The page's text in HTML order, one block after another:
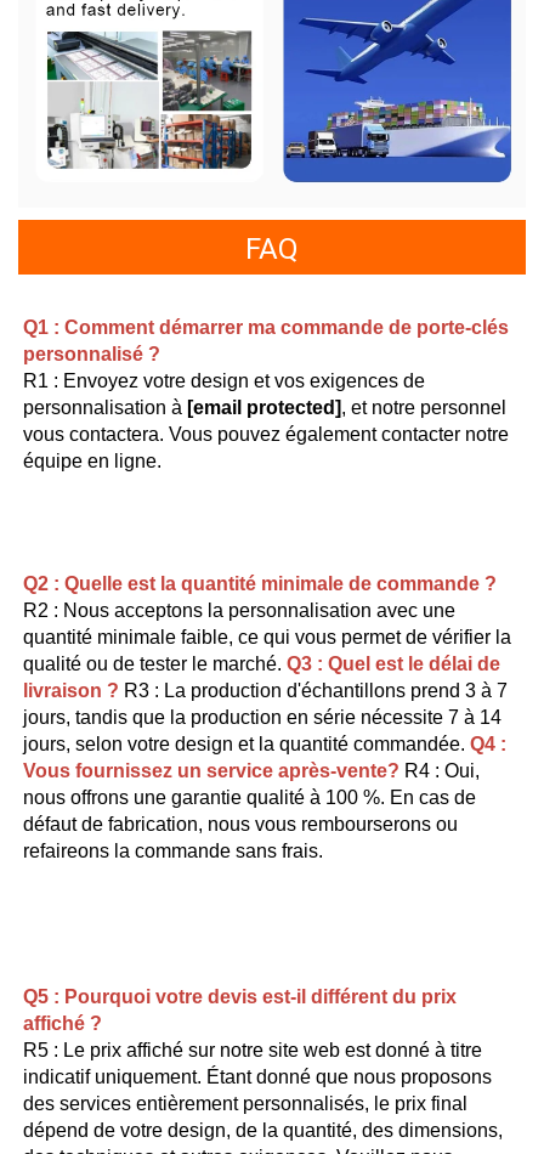
FAQ
Q1 : Comment démarrer ma commande de porte-clés
personnalisé ?
R1 : Envoyez votre design et vos exigences de
personnalisation à [email protected], et notre personnel
vous contactera. Vous pouvez également contacter notre
équipe en ligne.
R2 : Nous acceptons la personnalisation avec une
quantité minimale faible, ce qui vous permet de vérifier la
qualité ou de tester le marché. Q3 : Quel est le délai de
livraison ? R3 : La production d'échantillons prend 3 à 7
jours, tandis que la production en série nécessite 7 à 14
jours, selon votre design et la quantité commandée.
Vous fournissez un service après-vente? R4 : Oui,
nous offrons une garantie qualité à 100 %. En cas de
défaut de fabrication, nous vous rembourserons ou
refaireons la commande sans frais.
Q5 : Pourquoi votre devis est-il différent du prix
affiché ?
R5 : Le prix affiché sur notre site web est donné à titre
indicatif uniquement. Étant donné que nous proposons
des services entièrement personnalisés, le prix final
dépend de votre design, de la quantité, des dimensions,